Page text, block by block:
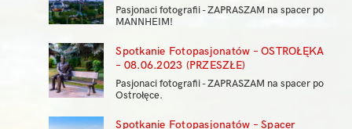
Pasjonaci fotografii - ZAPRASZAM na spacer po
MANNHEIM!
Spotkanie Fotopasjonatów – OSTROŁĘKA
– 08.06.2023 (PRZESZŁE)
Pasjonaci fotografii - ZAPRASZAM na spacer po
Ostrołęce.
Spotkanie Fotopasjonatów – Spacer